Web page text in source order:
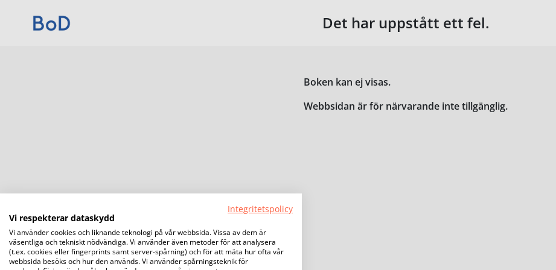
Det har uppstått ett fel.
Boken kan ej visas.
Webbsidan är för närvarande inte tillgänglig.
Integritetspolicy
Vi respekterar dataskydd
Vi använder cookies och liknande teknologi på vår webbsida. Vissa av dem är
väsentliga och tekniskt nödvändiga. Vi använder även metoder för att analysera
(t.ex. cookies eller fingerprints samt server-spårning) och för att mäta hur ofta vår
webbsida besöks och hur den används. Vi använder spårningsteknik för